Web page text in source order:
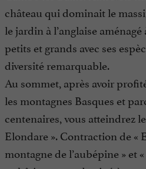
château qui dominait le
le jardin à l’anglaise
petits et grands avec ses
diversité remarquable.
Au sommet, après avoir
les montagnes Basques et
centenaires, vous atteindrez
Elondare ». Contraction de «
montagne de l’aubépine » et